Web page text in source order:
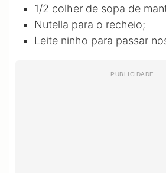
1/2 colher de sopa de
Nutella para o recheio;
Leite ninho para passar